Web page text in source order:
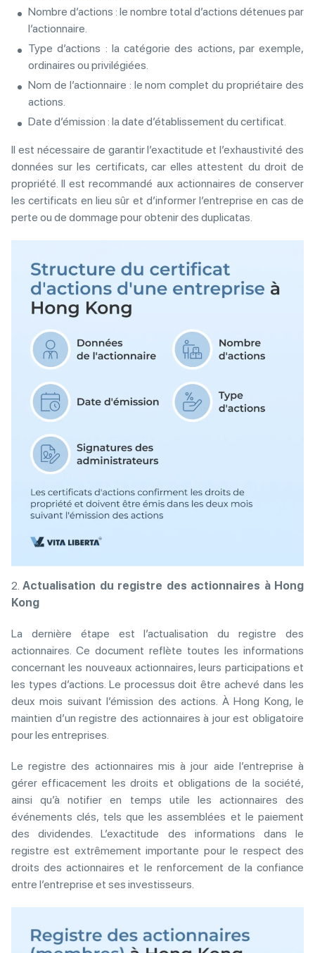
Nombre d’actions : le nombre total d’actions détenues par
l’actionnaire.
Type d’actions : la catégorie des actions, par exemple,
ordinaires ou privilégiées.
Nom de l’actionnaire : le nom complet du propriétaire des
actions.
Date d’émission : la date d’établissement du certificat.
Il est nécessaire de garantir l’exactitude et l’exhaustivité des
données sur les certificats, car elles attestent du droit de
propriété. Il est recommandé aux actionnaires de conserver
les certificats en lieu sûr et d’informer l’entreprise en cas de
perte ou de dommage pour obtenir des duplicatas.
2.Actualisation du registre des actionnaires à Hong
Kong
La dernière étape est l’actualisation du registre des
actionnaires. Ce document reflète toutes les informations
concernant les nouveaux actionnaires, leurs participations et
les types d’actions. Le processus doit être achevé dans les
deux mois suivant l’émission des actions. À Hong Kong, le
maintien d’un registre des actionnaires à jour est obligatoire
pour les entreprises.
Le registre des actionnaires mis à jour aide l’entreprise à
gérer efficacement les droits et obligations de la société,
ainsi qu’à notifier en temps utile les actionnaires des
événements clés, tels que les assemblées et le paiement
des dividendes. L’exactitude des informations dans le
registre est extrêmement importante pour le respect des
droits des actionnaires et le renforcement de la confiance
entre l’entreprise et ses investisseurs.